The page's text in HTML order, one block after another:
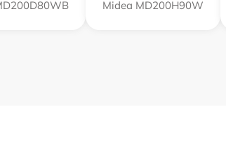
Midea MD200H90W